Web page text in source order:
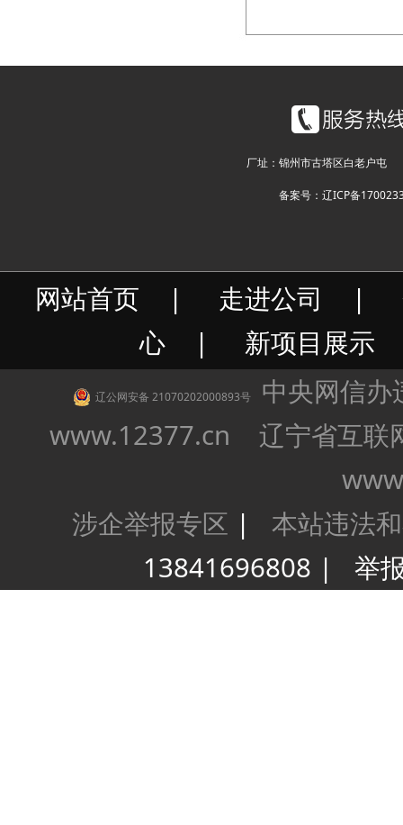
厂址：锦州市古塔区白老户
备案号：辽ICP备
网站首页 | 走进公司 |
心 | 新项目展示
辽公网安备 21070202000893号
中央网信办
www.12377.cn
辽宁省互联
涉企举报专区 | 本站违法
13841696808 | 举